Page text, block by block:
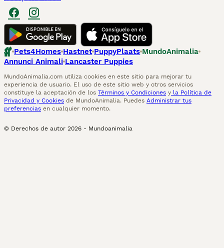
Pets4Homes Hastnet PuppyPlaats MundoAnimalia
Annunci Animali Lancaster Puppies
MundoAnimalia.com utiliza cookies en este sitio para mejorar tu
experiencia de usuario. El uso de este sitio web y otros servicios
constituye la aceptación de los Términos y Condiciones y la Política de
Privacidad y Cookies de MundoAnimalia. Puedes Administrar tus
preferencias en cualquier momento.
© Derechos de autor 2026 - Mundoanimalia